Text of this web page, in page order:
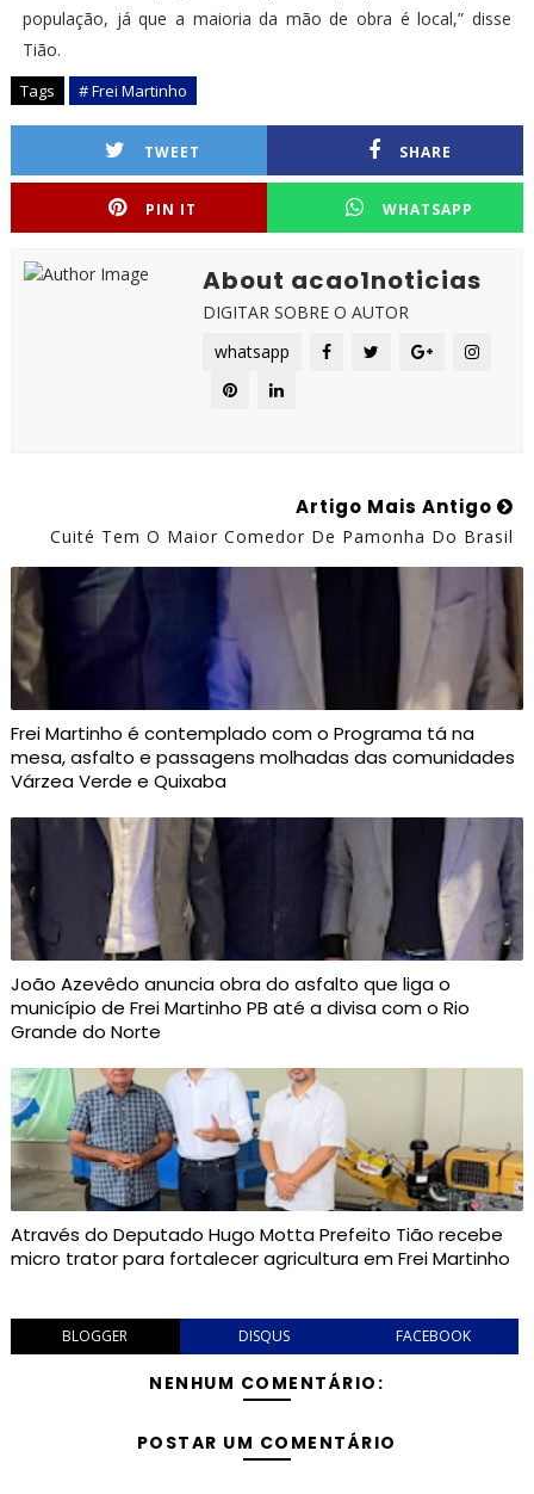
população, já que a maioria da mão de obra é local,” disse
Tião.
Tags # Frei Martinho
TWEET SHARE
PIN IT WHATSAPP
About acao1noticias
DIGITAR SOBRE O AUTOR
whatsapp
Artigo Mais Antigo
Cuité Tem O Maior Comedor De Pamonha Do Brasil
Frei Martinho é contemplado com o Programa tá na
mesa, asfalto e passagens molhadas das comunidades
Várzea Verde e Quixaba
João Azevêdo anuncia obra do asfalto que liga o
município de Frei Martinho PB até a divisa com o Rio
Grande do Norte
Através do Deputado Hugo Motta Prefeito Tião recebe
micro trator para fortalecer agricultura em Frei Martinho
BLOGGER DISQUS FACEBOOK
NENHUM COMENTÁRIO:
POSTAR UM COMENTÁRIO